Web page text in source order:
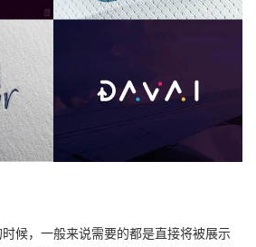
候，一般来说需要的都是直接将被展示